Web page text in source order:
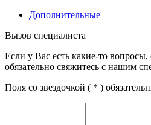
Дополнительные
Вызов специалиста
Если у Вас есть какие-то
обязательно свяжитесь с нашим
Поля со звездочкой ( * )